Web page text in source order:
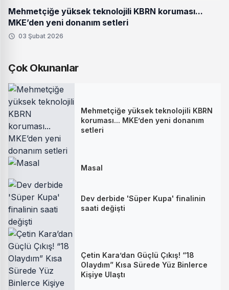
Mehmetçiğe yüksek teknolojili KBRN koruması...
MKE’den yeni donanım setleri
03 Şubat 2026
Çok Okunanlar
Mehmetçiğe yüksek teknolojili KBRN
koruması... MKE’den yeni donanım
setleri
Masal
Dev derbide 'Süper Kupa' finalinin
saati değişti
Çetin Kara’dan Güçlü Çıkış! “18
Olaydım” Kısa Sürede Yüz Binlerce
Kişiye Ulaştı